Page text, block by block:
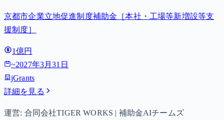
京都市企業立地促進制度補助金［本社・工場等新増設等支
援制度］
1億円
~2027年3月31日
jGrants
詳細を見る
運営: 合同会社TIGER WORKS | 補助金AIチームズ